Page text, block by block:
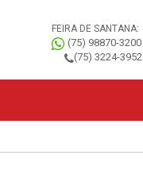
FEIRA DE SANTANA:
(75) 98870-3200
(75) 3224-3952